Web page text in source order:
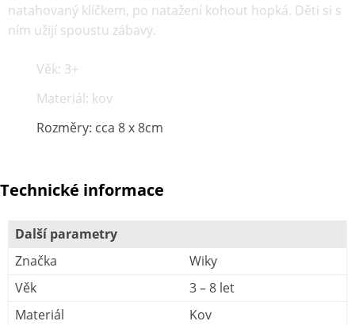
natahovaný klíčkem, po natažení kohout hopká. Děti si s
ním užijí spoustu zábavy.
Věk: 3+
Materiál: kov
Rozměry: cca 8 x 8cm
Technické informace
Další parametry
Značka
Wiky
Věk
3 – 8 let
Materiál
Kov